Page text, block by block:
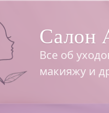
Салон
Все об
макияжу и